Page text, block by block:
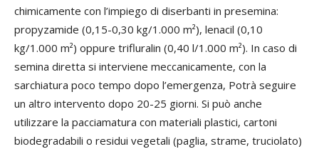
chimicamente con l’impiego di diserbanti in presemina:
propyzamide (0,15-0,30 kg/1.000 m²), lenacil (0,10
kg/1.000 m²) oppure trifluralin (0,40 l/1.000 m²). In caso di
semina diretta si interviene meccanicamente, con la
sarchiatura poco tempo dopo l’emergenza, Potrà seguire
un altro intervento dopo 20-25 giorni. Si può anche
utilizzare la pacciamatura con materiali plastici, cartoni
biodegradabili o residui vegetali (paglia, strame, truciolato)